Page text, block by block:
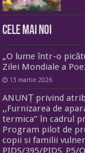
Cele mai noi
„O lume într-o
Zilei Mondiale a
13 martie 2026
ANUNȚ privind
,,Furnizarea de
termica” în cadrul
Program pilot de
copii si familii
PIDS/395/PIDS_P5/